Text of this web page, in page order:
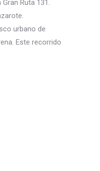
Ruta 131.
urbano de
Este recorrido